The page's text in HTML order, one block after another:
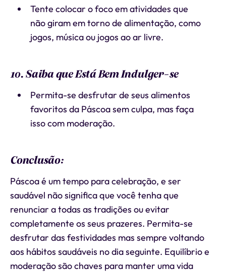
Tente colocar o foco em atividades que
não giram em torno de alimentação, como
jogos, música ou jogos ao ar livre.
10. Saiba que Está Bem Indulger-se
Permita-se desfrutar de seus alimentos
favoritos da Páscoa sem culpa, mas faça
isso com moderação.
Conclusão:
Páscoa é um tempo para celebração, e ser
saudável não significa que você tenha que
renunciar a todas as tradições ou evitar
completamente os seus prazeres. Permita-se
desfrutar das festividades mas sempre voltando
aos hábitos saudáveis no dia seguinte. Equilíbrio e
moderação são chaves para manter uma vida